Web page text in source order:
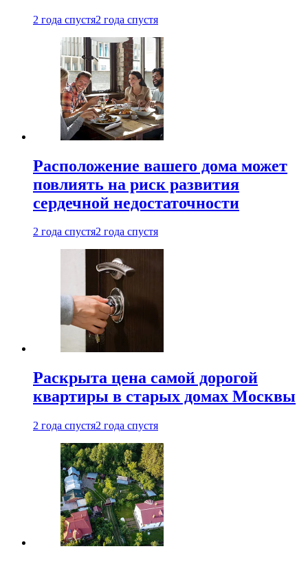
2 года спустя2 года спустя
Расположение вашего дома может
повлиять на риск развития
сердечной недостаточности
2 года спустя2 года спустя
Раскрыта цена самой дорогой
квартиры в старых домах Москвы
2 года спустя2 года спустя